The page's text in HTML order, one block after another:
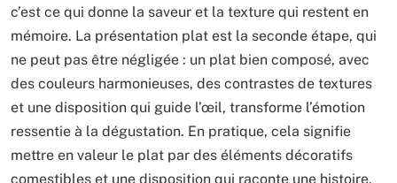
c’est ce qui donne la saveur et la texture qui restent en
mémoire. La présentation plat est la seconde étape, qui
ne peut pas être négligée : un plat bien composé, avec
des couleurs harmonieuses, des contrastes de textures
et une disposition qui guide l’œil, transforme l’émotion
ressentie à la dégustation. En pratique, cela signifie
mettre en valeur le plat par des éléments décoratifs
comestibles et une disposition qui raconte une histoire,